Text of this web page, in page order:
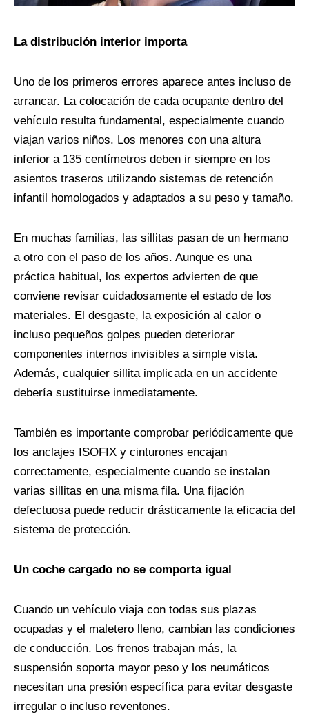
La distribución interior importa
Uno de los primeros errores aparece antes incluso de
arrancar. La colocación de cada ocupante dentro del
vehículo resulta fundamental, especialmente cuando
viajan varios niños. Los menores con una altura
inferior a 135 centímetros deben ir siempre en los
asientos traseros utilizando sistemas de retención
infantil homologados y adaptados a su peso y tamaño.
En muchas familias, las sillitas pasan de un hermano
a otro con el paso de los años. Aunque es una
práctica habitual, los expertos advierten de que
conviene revisar cuidadosamente el estado de los
materiales. El desgaste, la exposición al calor o
incluso pequeños golpes pueden deteriorar
componentes internos invisibles a simple vista.
Además, cualquier sillita implicada en un accidente
debería sustituirse inmediatamente.
También es importante comprobar periódicamente que
los anclajes ISOFIX y cinturones encajan
correctamente, especialmente cuando se instalan
varias sillitas en una misma fila. Una fijación
defectuosa puede reducir drásticamente la eficacia del
sistema de protección.
Un coche cargado no se comporta igual
Cuando un vehículo viaja con todas sus plazas
ocupadas y el maletero lleno, cambian las condiciones
de conducción. Los frenos trabajan más, la
suspensión soporta mayor peso y los neumáticos
necesitan una presión específica para evitar desgaste
irregular o incluso reventones.